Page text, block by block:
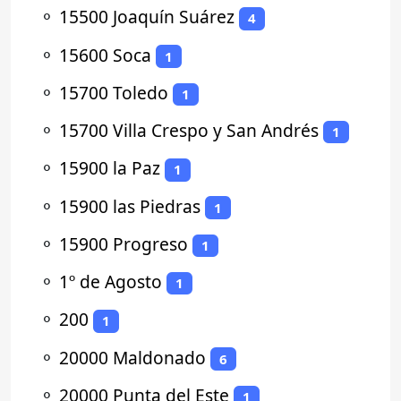
⚬ 15500 Joaquín Suárez 4
⚬ 15600 Soca 1
⚬ 15700 Toledo 1
⚬ 15700 Villa Crespo y San Andrés 1
⚬ 15900 la Paz 1
⚬ 15900 las Piedras 1
⚬ 15900 Progreso 1
⚬ 1º de Agosto 1
⚬ 200 1
⚬ 20000 Maldonado 6
⚬ 20000 Punta del Este 1